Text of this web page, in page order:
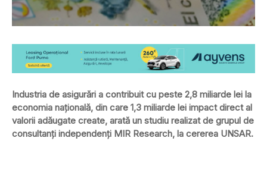
Industria de asigurări a contribuit cu peste 2,8 miliarde lei la
economia naţională, din care 1,3 miliarde lei impact direct al
valorii adăugate create, arată un studiu realizat de grupul de
consultanţi independenţi MIR Research, la cererea UNSAR.